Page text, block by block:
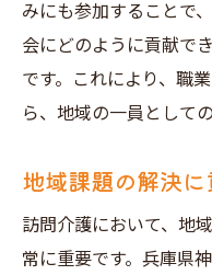
みにも参加することで
会にどのように貢献で
です。これにより、職
ら、地域の一員として
地域課題の解決に
訪問介護において、地
常に重要です。兵庫県